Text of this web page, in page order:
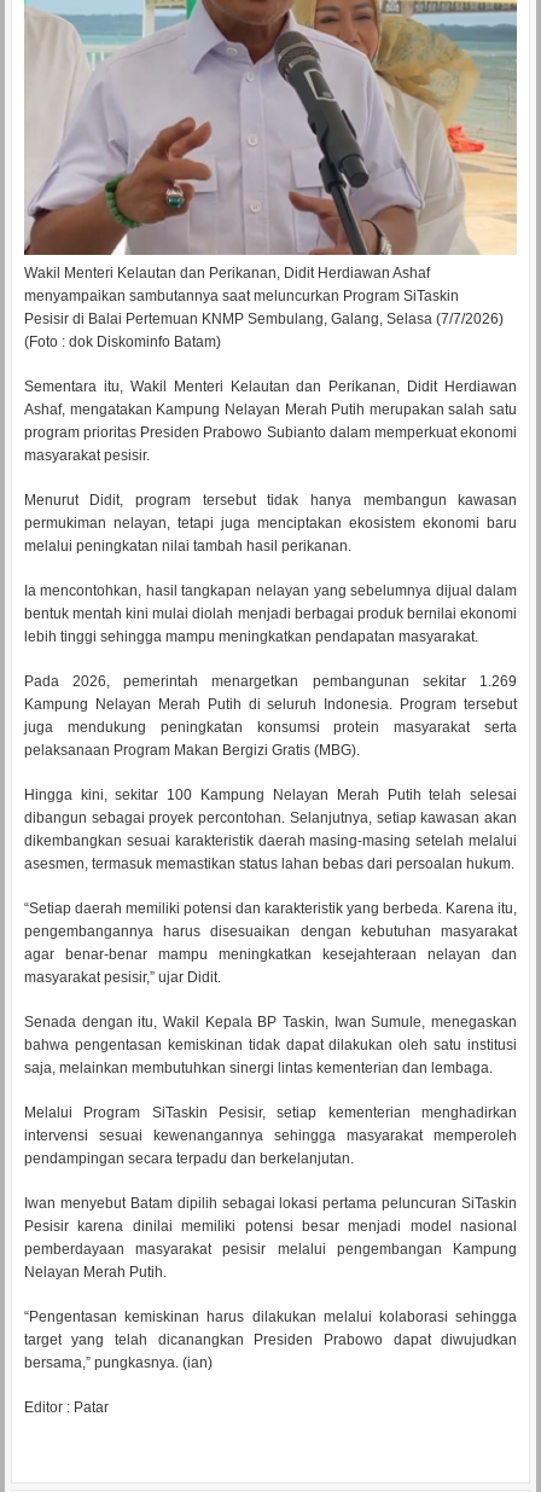
Wakil Menteri Kelautan dan Perikanan, Didit Herdiawan Ashaf
menyampaikan sambutannya saat meluncurkan Program SiTaskin
Pesisir di Balai Pertemuan KNMP Sembulang, Galang, Selasa (7/7/2026)
(Foto : dok Diskominfo Batam)
Sementara itu, Wakil Menteri Kelautan dan Perikanan, Didit Herdiawan
Ashaf, mengatakan Kampung Nelayan Merah Putih merupakan salah satu
program prioritas Presiden Prabowo Subianto dalam memperkuat ekonomi
masyarakat pesisir.
Menurut Didit, program tersebut tidak hanya membangun kawasan
permukiman nelayan, tetapi juga menciptakan ekosistem ekonomi baru
melalui peningkatan nilai tambah hasil perikanan.
Ia mencontohkan, hasil tangkapan nelayan yang sebelumnya dijual dalam
bentuk mentah kini mulai diolah menjadi berbagai produk bernilai ekonomi
lebih tinggi sehingga mampu meningkatkan pendapatan masyarakat.
Pada 2026, pemerintah menargetkan pembangunan sekitar 1.269
Kampung Nelayan Merah Putih di seluruh Indonesia. Program tersebut
juga mendukung peningkatan konsumsi protein masyarakat serta
pelaksanaan Program Makan Bergizi Gratis (MBG).
Hingga kini, sekitar 100 Kampung Nelayan Merah Putih telah selesai
dibangun sebagai proyek percontohan. Selanjutnya, setiap kawasan akan
dikembangkan sesuai karakteristik daerah masing-masing setelah melalui
asesmen, termasuk memastikan status lahan bebas dari persoalan hukum.
“Setiap daerah memiliki potensi dan karakteristik yang berbeda. Karena itu,
pengembangannya harus disesuaikan dengan kebutuhan masyarakat
agar benar-benar mampu meningkatkan kesejahteraan nelayan dan
masyarakat pesisir,” ujar Didit.
Senada dengan itu, Wakil Kepala BP Taskin, Iwan Sumule, menegaskan
bahwa pengentasan kemiskinan tidak dapat dilakukan oleh satu institusi
saja, melainkan membutuhkan sinergi lintas kementerian dan lembaga.
Melalui Program SiTaskin Pesisir, setiap kementerian menghadirkan
intervensi sesuai kewenangannya sehingga masyarakat memperoleh
pendampingan secara terpadu dan berkelanjutan.
Iwan menyebut Batam dipilih sebagai lokasi pertama peluncuran SiTaskin
Pesisir karena dinilai memiliki potensi besar menjadi model nasional
pemberdayaan masyarakat pesisir melalui pengembangan Kampung
Nelayan Merah Putih.
“Pengentasan kemiskinan harus dilakukan melalui kolaborasi sehingga
target yang telah dicanangkan Presiden Prabowo dapat diwujudkan
bersama,” pungkasnya. (ian)
Editor : Patar